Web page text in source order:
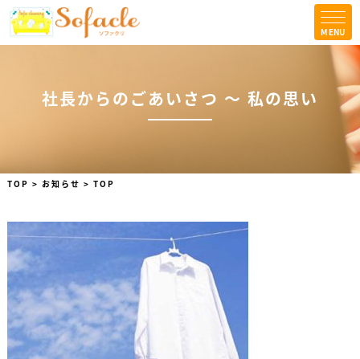
MENU
TOPICS
会社案内
お問合せ
社長からのごあいさつ ～ 私の思い
TOP > お知らせ > TOP